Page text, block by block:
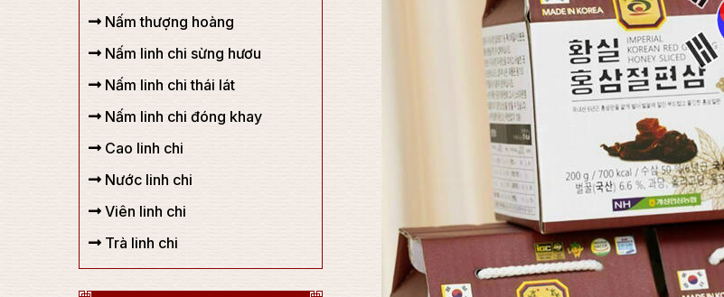
Nấm thượng hoàng
Nấm linh chi sừng hươu
Nấm linh chi thái lát
Nấm linh chi đóng khay
Cao linh chi
Nước linh chi
Viên linh chi
Trà linh chi